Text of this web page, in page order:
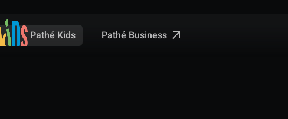
Pathé Kids Pathé Business